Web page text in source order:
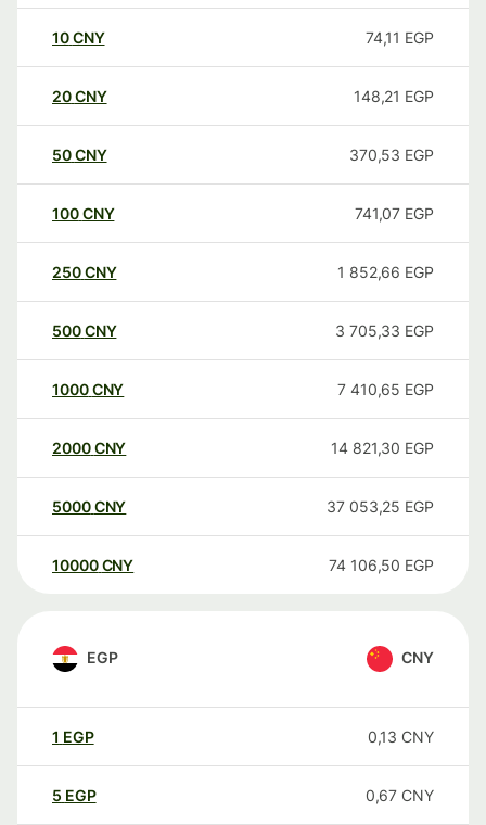
10CNY 74,11 EGP
20CNY 148,21 EGP
50CNY 370,53 EGP
100CNY 741,07 EGP
250CNY 1 852,66 EGP
500CNY 3 705,33 EGP
1000CNY 7 410,65 EGP
2000CNY 14 821,30 EGP
5000CNY 37 053,25 EGP
10000 CNY 74 106,50 EGP
EGP CNY
1 EGP 0,13 CNY
5 EGP 0,67 CNY